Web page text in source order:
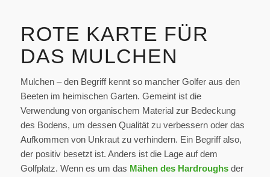
ROTE KARTE FÜR
DAS MULCHEN
Mulchen – den Begriff kennt so mancher Golfer aus den
Beeten im heimischen Garten. Gemeint ist die
Verwendung von organischem Material zur Bedeckung
des Bodens, um dessen Qualität zu verbessern oder das
Aufkommen von Unkraut zu verhindern. Ein Begriff also,
der positiv besetzt ist. Anders ist die Lage auf dem
Golfplatz. Wenn es um das Mähen des Hardroughsder